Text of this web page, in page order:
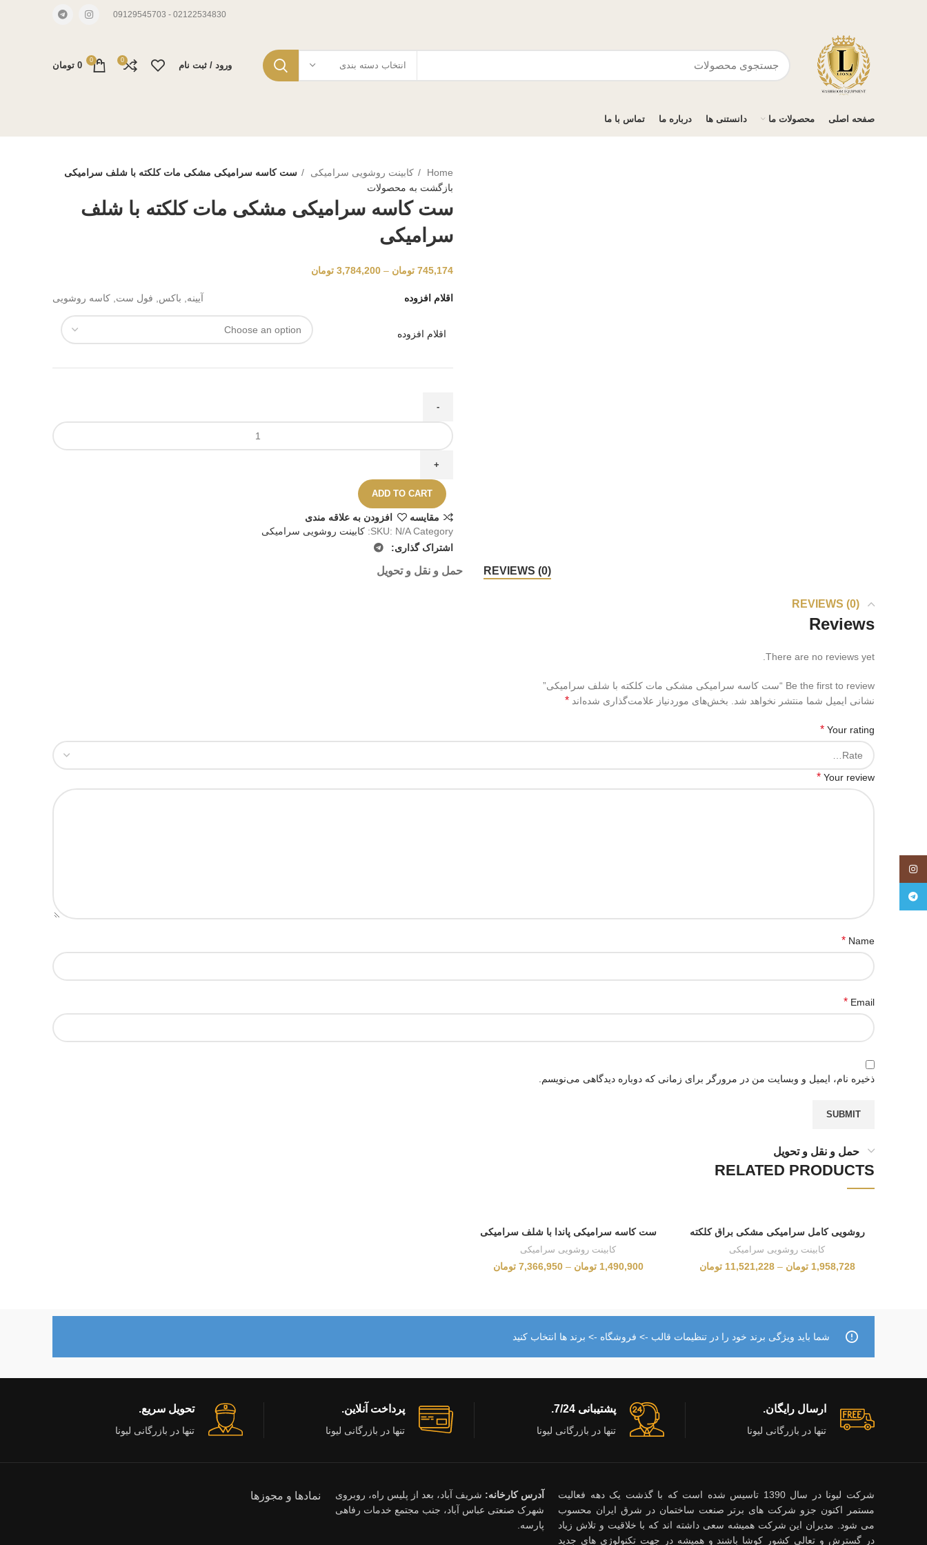
02122534830 - 09129545703
انتخاب دسته بندی ورود / ثبت نام
0
0
0 تومان
صفحه اصلی محصولات ما دانستنی ها درباره ما تماس با ما
Home کابینت روشویی سرامیکی
ست کاسه سرامیکی مشکی مات کلکته با شلف سرامیکی
بازگشت به محصولات
ست کاسه سرامیکی مشکی مات کلکته با شلف
سرامیکی
745,174 تومان –
3,784,200 تومان
اقلام افزوده آیینه, باکس, فول ست, کاسه روشویی
اقلام افزوده
ADD TO CART
مقايسه
افزودن به علاقه مندی
SKU: N/ACategory:
کابینت روشویی سرامیکی
اشتراک گذاری:
REVIEWS (0) حمل و نقل و تحویل
REVIEWS (0)
Reviews
There are no reviews yet.
Be the first to review “ست کاسه سرامیکی مشکی مات کلکته با شلف سرامیکی”
نشانی ایمیل شما منتشر نخواهد شد. بخش‌های موردنیاز علامت‌گذاری شده‌اند *
Your rating
*
Your review
*
Name
*
Email
*
ذخیره نام، ایمیل و وبسایت من در مرورگر برای زمانی که دوباره دیدگاهی می‌نویسم.
حمل و نقل و تحویل
RELATED PRODUCTS
روشویی کامل سرامیکی مشکی براق کلکته
کابینت روشویی سرامیکی
1,958,728 تومان –
11,521,228 تومان
ست کاسه سرامیکی پاندا با شلف سرامیکی
کابینت روشویی سرامیکی
1,490,900 تومان –
7,366,950 تومان
شما باید ویژگی برند خود را در تنظیمات قالب -> فروشگاه -> برند ها انتخاب کنید
ارسال رایگان.
تنها در بازرگانی لیونا
پشتیبانی 7/24.
تنها در بازرگانی لیونا
پرداخت آنلاین.
تنها در بازرگانی لیونا
تحویل سریع.
تنها در بازرگانی لیونا
شرکت لیونا در سال 1390 تاسیس شده است که با گذشت یک دهه فعالیت
مستمر اکنون جزو شرکت های برتر صنعت ساختمان در شرق ایران محسوب
می شود. مدیران این شرکت همیشه سعی داشته اند که با خلاقیت و تلاش زیاد
در گسترش و تعالی کشور کوشا باشند و همیشه در جهت تکنولوژی های جدید
آدرس کارخانه: شریف آباد، بعد از پلیس راه، روبروی
شهرک صنعتی عباس آباد، جنب مجتمع خدمات رفاهی
پارسه.
نمادها و مجوزها